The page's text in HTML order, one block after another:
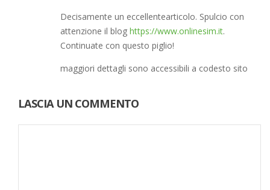
Decisamente un eccellentearticolo. Spulcio con
attenzione il blog https://www.onlinesim.it.
Continuate con questo piglio!
maggiori dettagli sono accessibili a codesto sito
LASCIA UN COMMENTO